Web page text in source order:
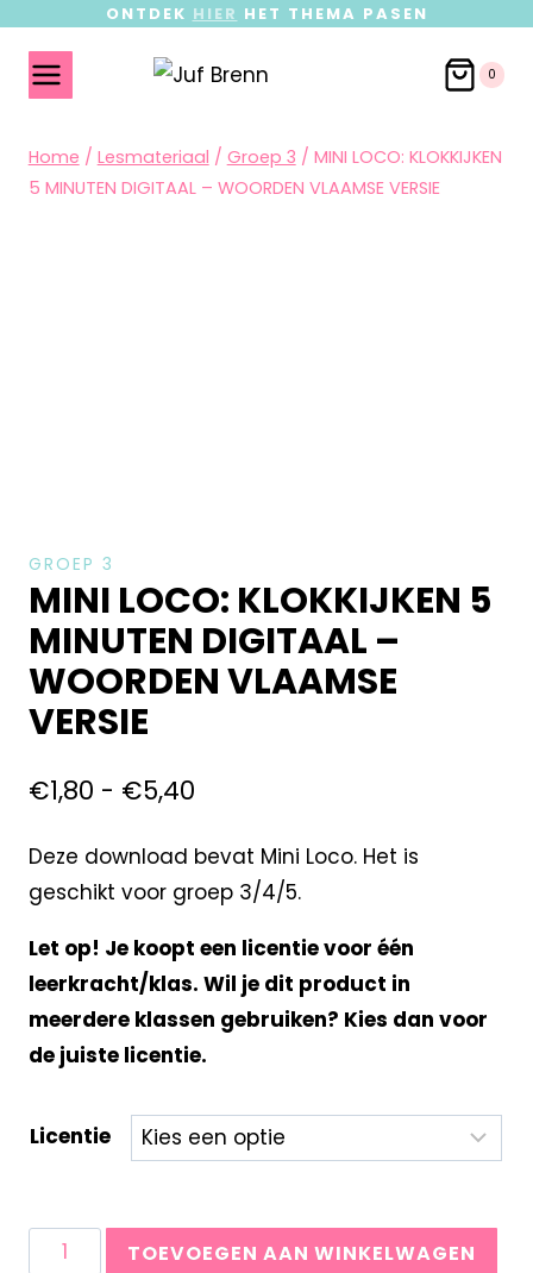
ONTDEK HIER HET THEMA PASEN
0
Home / Lesmateriaal / Groep 3 / MINI LOCO: KLOKKIJKEN
5 MINUTEN DIGITAAL – WOORDEN VLAAMSE VERSIE
GROEP 3
MINI LOCO: KLOKKIJKEN 5
MINUTEN DIGITAAL –
WOORDEN VLAAMSE
VERSIE
€1,80 - €5,40
Deze download bevat Mini Loco. Het is
geschikt voor groep 3/4/5.
Let op! Je koopt een licentie voor één
leerkracht/klas. Wil je dit product in
meerdere klassen gebruiken? Kies dan voor
de juiste licentie.
Licentie
TOEVOEGEN AAN WINKELWAGEN